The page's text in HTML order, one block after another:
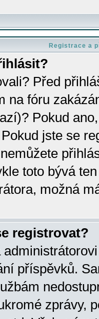
Registrace a
Před
na fóru
Pokud
jste se
toto bývá
možná
registrovat?
příspěvků.
zprávy,